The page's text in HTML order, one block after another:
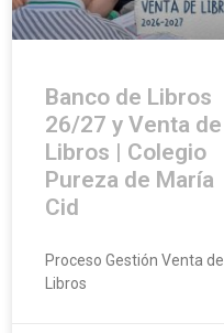
Banco de Libros
26/27 y Venta de
Libros | Colegio
Pureza de María
Cid
Proceso Gestión Venta de
Libros